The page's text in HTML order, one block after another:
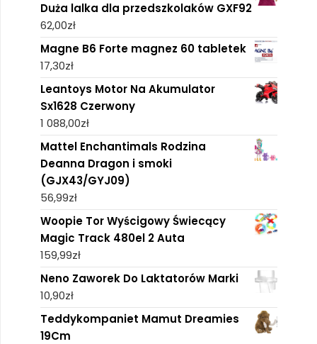
Duża lalka dla przedszkolaków GXF92
62,00zł
Magne B6 Forte magnez 60 tabletek
17,30zł
Leantoys Motor Na Akumulator
Sx1628 Czerwony
1 088,00zł
Mattel Enchantimals Rodzina
Deanna Dragon i smoki
(GJX43/GYJ09)
56,99zł
Woopie Tor Wyścigowy Świecący
Magic Track 480el 2 Auta
159,99zł
Neno Zaworek Do Laktatorów Marki
10,90zł
Teddykompaniet Mamut Dreamies
19Cm